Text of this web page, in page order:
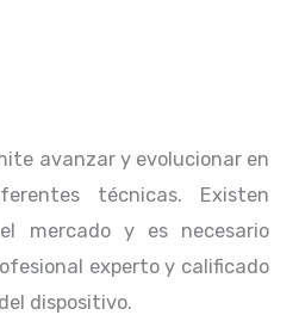
avanzar y evolucionar en
técnicas. Existen
mercado y es necesario
experto y calificado
dispositivo.